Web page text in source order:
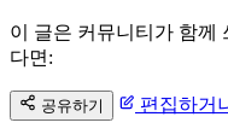
이 글은 커뮤니티가 함께
다면:
공유하기 편집하거